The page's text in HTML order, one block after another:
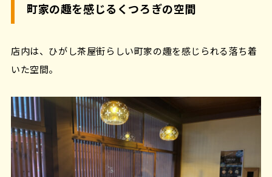
町家の趣を感じるくつろぎの空間
店内は、ひがし茶屋街らしい町家の趣を感じられる落ち着
いた空間。